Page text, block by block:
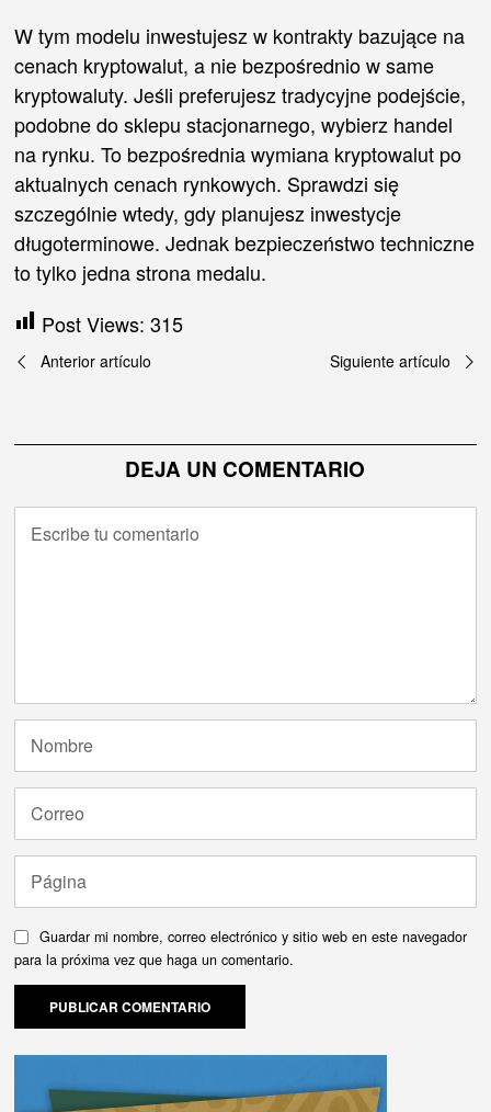
W tym modelu inwestujesz w kontrakty bazujące na
cenach kryptowalut, a nie bezpośrednio w same
kryptowaluty. Jeśli preferujesz tradycyjne podejście,
podobne do sklepu stacjonarnego, wybierz handel
na rynku. To bezpośrednia wymiana kryptowalut po
aktualnych cenach rynkowych. Sprawdzi się
szczególnie wtedy, gdy planujesz inwestycje
długoterminowe. Jednak bezpieczeństwo techniczne
to tylko jedna strona medalu.
Post Views: 315
Navegación
entradas
Anterior artículo Siguiente artículo
DEJA UN COMENTARIO
Guardar mi nombre, correo electrónico y sitio web en este navegador
para la próxima vez que haga un comentario.